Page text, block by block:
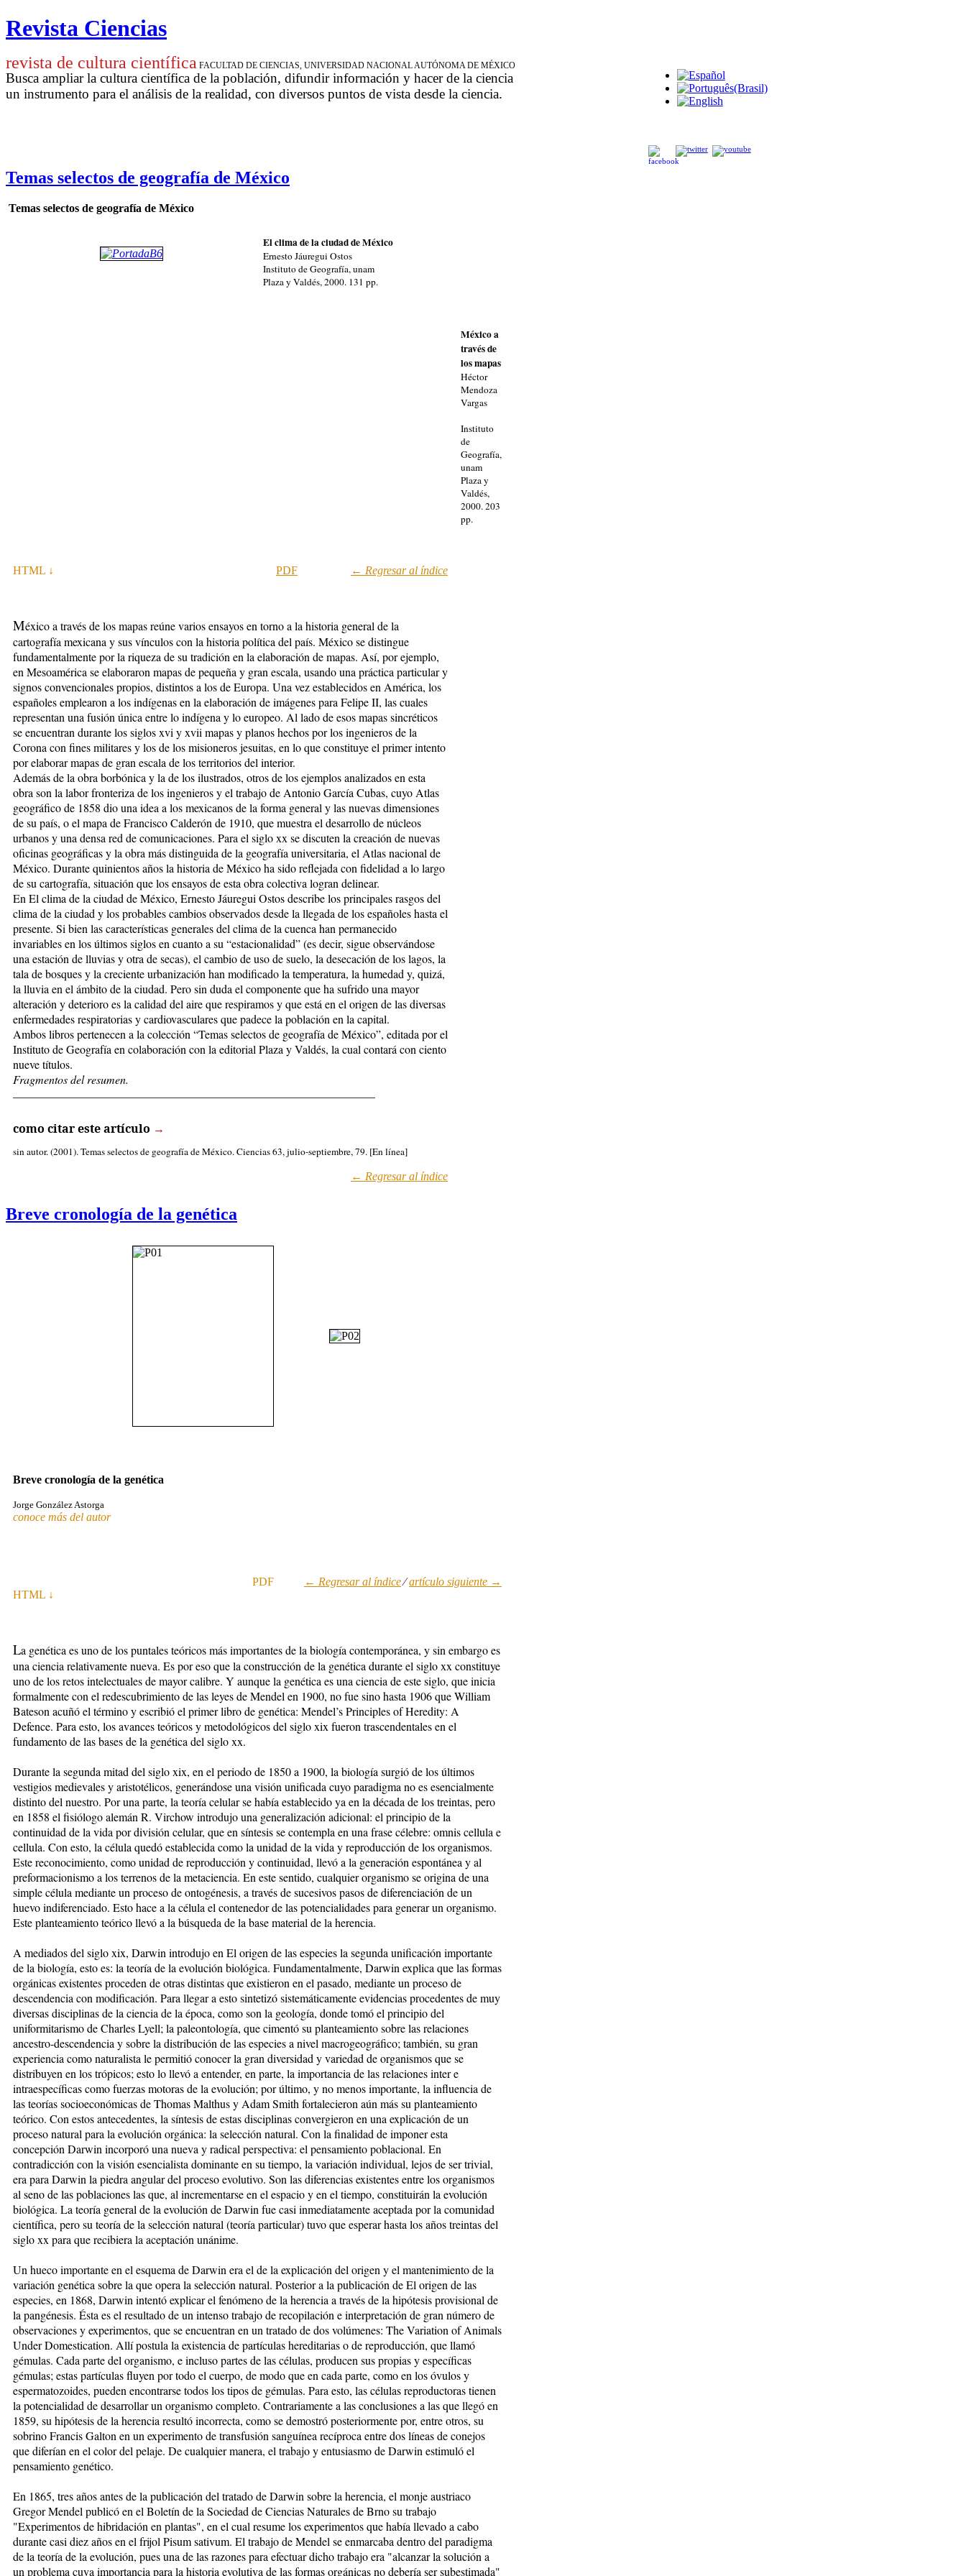
Revista Ciencias
revista de cultura científica FACULTAD DE CIENCIAS, UNIVERSIDAD NACIONAL AUTÓNOMA DE MÉXICO
Busca ampliar la cultura científica de la población, difundir información y hacer de la ciencia
un instrumento para el análisis de la realidad, con diversos puntos de vista desde la ciencia.
Temas selectos de geografía de México
Temas selectos de geografía de México
El clima de la ciudad de México
Ernesto Jáuregui Ostos
Instituto de Geografía, unam
Plaza y Valdés, 2000. 131 pp.
México a
través de
los mapas
Héctor
Mendoza
Vargas
Instituto
de
Geografía,
unam
Plaza y
Valdés,
2000. 203
pp.
HTML ↓ PDF ← Regresar al índice
México a través de los mapas reúne varios ensayos en torno a la historia general de la
cartografía mexicana y sus vínculos con la historia política del país. México se distingue
fundamentalmente por la riqueza de su tradición en la elaboración de mapas. Así, por ejemplo,
en Mesoamérica se elaboraron mapas de pequeña y gran escala, usando una práctica particular y
signos convencionales propios, distintos a los de Europa. Una vez establecidos en América, los
españoles emplearon a los indígenas en la elaboración de imágenes para Felipe II, las cuales
representan una fusión única entre lo indígena y lo europeo. Al lado de esos mapas sincréticos
se encuentran durante los siglos xvi y xvii mapas y planos hechos por los ingenieros de la
Corona con fines militares y los de los misioneros jesuitas, en lo que constituye el primer intento
por elaborar mapas de gran escala de los territorios del interior.
Además de la obra borbónica y la de los ilustrados, otros de los ejemplos analizados en esta
obra son la labor fronteriza de los ingenieros y el trabajo de Antonio García Cubas, cuyo Atlas
geográfico de 1858 dio una idea a los mexicanos de la forma general y las nuevas dimensiones
de su país, o el mapa de Francisco Calderón de 1910, que muestra el desarrollo de núcleos
urbanos y una densa red de comunicaciones. Para el siglo xx se discuten la creación de nuevas
oficinas geográficas y la obra más distinguida de la geografía universitaria, el Atlas nacional de
México. Durante quinientos años la historia de México ha sido reflejada con fidelidad a lo largo
de su cartografía, situación que los ensayos de esta obra colectiva logran delinear.
En El clima de la ciudad de México, Ernesto Jáuregui Ostos describe los principales rasgos del
clima de la ciudad y los probables cambios observados desde la llegada de los españoles hasta el
presente. Si bien las características generales del clima de la cuenca han permanecido
invariables en los últimos siglos en cuanto a su “estacionalidad” (es decir, sigue observándose
una estación de lluvias y otra de secas), el cambio de uso de suelo, la desecación de los lagos, la
tala de bosques y la creciente urbanización han modificado la temperatura, la humedad y, quizá,
la lluvia en el ámbito de la ciudad. Pero sin duda el componente que ha sufrido una mayor
alteración y deterioro es la calidad del aire que respiramos y que está en el origen de las diversas
enfermedades respiratorias y cardiovasculares que padece la población en la capital.
Ambos libros pertenecen a la colección “Temas selectos de geografía de México”, editada por el
Instituto de Geografía en colaboración con la editorial Plaza y Valdés, la cual contará con ciento
nueve títulos.
Fragmentos del resumen.
_______________________________________________________________
como citar este artículo →
sin autor. (2001). Temas selectos de geografía de México. Ciencias 63, julio-septiembre, 79. [En línea]
← Regresar al índice
Breve cronología de la genética
Breve cronología de la genética
Jorge González Astorga
conoce más del autor
HTML ↓
PDF ← Regresar al índice ⁄artículo siguiente →
La genética es uno de los puntales teóricos más importantes de la biología contemporánea, y sin embargo es
una ciencia relativamente nueva. Es por eso que la construcción de la genética durante el siglo xx constituye
uno de los retos intelectuales de mayor calibre. Y aunque la genética es una ciencia de este siglo, que inicia
formalmente con el redescubrimiento de las leyes de Mendel en 1900, no fue sino hasta 1906 que William
Bateson acuñó el término y escribió el primer libro de genética: Mendel’s Principles of Heredity: A
Defence. Para esto, los avances teóricos y metodológicos del siglo xix fueron trascendentales en el
fundamento de las bases de la genética del siglo xx.
Durante la segunda mitad del siglo xix, en el periodo de 1850 a 1900, la biología surgió de los últimos
vestigios medievales y aristotélicos, generándose una visión unificada cuyo paradigma no es esencialmente
distinto del nuestro. Por una parte, la teoría celular se había establecido ya en la década de los treintas, pero
en 1858 el fisiólogo alemán R. Virchow introdujo una generalización adicional: el principio de la
continuidad de la vida por división celular, que en síntesis se contempla en una frase célebre: omnis cellula e
cellula. Con esto, la célula quedó establecida como la unidad de la vida y reproducción de los organismos.
Este reconocimiento, como unidad de reproducción y continuidad, llevó a la generación espontánea y al
preformacionismo a los terrenos de la metaciencia. En este sentido, cualquier organismo se origina de una
simple célula mediante un proceso de ontogénesis, a través de sucesivos pasos de diferenciación de un
huevo indiferenciado. Esto hace a la célula el contenedor de las potencialidades para generar un organismo.
Este planteamiento teórico llevó a la búsqueda de la base material de la herencia.
A mediados del siglo xix, Darwin introdujo en El origen de las especies la segunda unificación importante
de la biología, esto es: la teoría de la evolución biológica. Fundamentalmente, Darwin explica que las formas
orgánicas existentes proceden de otras distintas que existieron en el pasado, mediante un proceso de
descendencia con modificación. Para llegar a esto sintetizó sistemáticamente evidencias procedentes de muy
diversas disciplinas de la ciencia de la época, como son la geología, donde tomó el principio del
uniformitarismo de Charles Lyell; la paleontología, que cimentó su planteamiento sobre las relaciones
ancestro-descendencia y sobre la distribución de las especies a nivel macrogeográfico; también, su gran
experiencia como naturalista le permitió conocer la gran diversidad y variedad de organismos que se
distribuyen en los trópicos; esto lo llevó a entender, en parte, la importancia de las relaciones inter e
intraespecíficas como fuerzas motoras de la evolución; por último, y no menos importante, la influencia de
las teorías socioeconómicas de Thomas Malthus y Adam Smith fortalecieron aún más su planteamiento
teórico. Con estos antecedentes, la síntesis de estas disciplinas convergieron en una explicación de un
proceso natural para la evolución orgánica: la selección natural. Con la finalidad de imponer esta
concepción Darwin incorporó una nueva y radical perspectiva: el pensamiento poblacional. En
contradicción con la visión esencialista dominante en su tiempo, la variación individual, lejos de ser trivial,
era para Darwin la piedra angular del proceso evolutivo. Son las diferencias existentes entre los organismos
al seno de las poblaciones las que, al incrementarse en el espacio y en el tiempo, constituirán la evolución
biológica. La teoría general de la evolución de Darwin fue casi inmediatamente aceptada por la comunidad
científica, pero su teoría de la selección natural (teoría particular) tuvo que esperar hasta los años treintas del
siglo xx para que recibiera la aceptación unánime.
Un hueco importante en el esquema de Darwin era el de la explicación del origen y el mantenimiento de la
variación genética sobre la que opera la selección natural. Posterior a la publicación de El origen de las
especies, en 1868, Darwin intentó explicar el fenómeno de la herencia a través de la hipótesis provisional de
la pangénesis. Ésta es el resultado de un intenso trabajo de recopilación e interpretación de gran número de
observaciones y experimentos, que se encuentran en un tratado de dos volúmenes: The Variation of Animals
Under Domestication. Allí postula la existencia de partículas hereditarias o de reproducción, que llamó
gémulas. Cada parte del organismo, e incluso partes de las células, producen sus propias y específicas
gémulas; estas partículas fluyen por todo el cuerpo, de modo que en cada parte, como en los óvulos y
espermatozoides, pueden encontrarse todos los tipos de gémulas. Para esto, las células reproductoras tienen
la potencialidad de desarrollar un organismo completo. Contrariamente a las conclusiones a las que llegó en
1859, su hipótesis de la herencia resultó incorrecta, como se demostró posteriormente por, entre otros, su
sobrino Francis Galton en un experimento de transfusión sanguínea recíproca entre dos líneas de conejos
que diferían en el color del pelaje. De cualquier manera, el trabajo y entusiasmo de Darwin estimuló el
pensamiento genético.
En 1865, tres años antes de la publicación del tratado de Darwin sobre la herencia, el monje austriaco
Gregor Mendel publicó en el Boletín de la Sociedad de Ciencias Naturales de Brno su trabajo
"Experimentos de hibridación en plantas", en el cual resume los experimentos que había llevado a cabo
durante casi diez años en el frijol Pisum sativum. El trabajo de Mendel se enmarcaba dentro del paradigma
de la teoría de la evolución, pues una de las razones para efectuar dicho trabajo era "alcanzar la solución a
un problema cuya importancia para la historia evolutiva de las formas orgánicas no debería ser subestimada"